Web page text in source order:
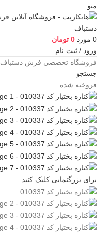
منو
0 مورد 0 تومان
ورود / ثبت نام
فروشگاه تخصصی فرش دستباف
جستجو
فروخته شده
برای بزرگنمایی کلیک کنید